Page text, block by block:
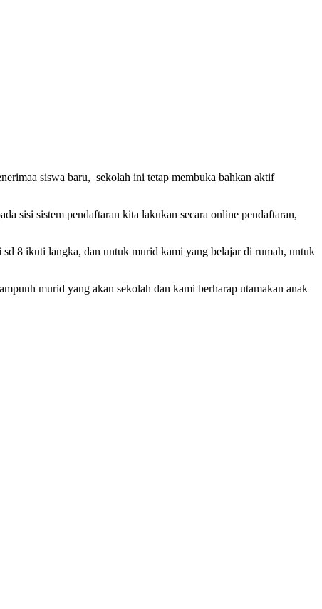
siswa baru, sekolah ini tetap membuka bahkan aktif
sisi sistem pendaftaran kita lakukan secara online pendaftaran,
8 ikuti langka, dan untuk murid kami yang belajar di rumah, untuk
murid yang akan sekolah dan kami berharap utamakan anak